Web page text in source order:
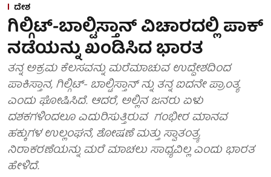
ದೇಶ
ಗಿಲ್ಗಿಟ್-ಬಾಲ್ಟಿಸ್ತಾನ್ ವಿಚಾರದಲ್ಲಿ ಪಾಕ್
ನಡೆಯನ್ನು ಖಂಡಿಸಿದ ಭಾರತ
ತನ್ನ ಅಕ್ರಮ ಕೆಲಸವನ್ನು ಮರೆಮಾಚುವ ಉದ್ದೇಶದಿಂದ
ಪಾಕಿಸ್ತಾನ, ಗಿಲ್ಗಿಟ್- ಬಾಲ್ಟಿಸ್ತಾನ್ ನ್ನು ತನ್ನ ಐದನೇ ಪ್ರಾಂತ್ಯ
ಎಂದು ಘೋಷಿಸಿದೆ. ಆದರೆ, ಅಲ್ಲಿನ ಜನರು ಏಳು
ದಶಕಗಳಿಂದಲೂ ಎದುರಿಸುತ್ತಿರುವ ಗಂಭೀರ ಮಾನವ
ಹಕ್ಕುಗಳ ಉಲ್ಲಂಘನೆ, ಶೋಷಣೆ ಮತ್ತು ಸ್ವಾತಂತ್ರ್ಯ
ನಿರಾಕರಣೆಯನ್ನು ಮರೆ ಮಾಚಲು ಸಾಧ್ಯವಿಲ್ಲ ಎಂದು ಭಾರತ
ಹೇಳಿದೆ.